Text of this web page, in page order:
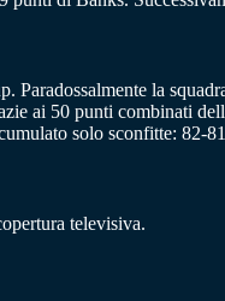
la
ai 50 punti combinati
solo sconfitte:
televisiva.